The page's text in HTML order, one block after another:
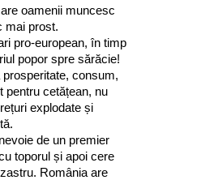
oamenii muncesc
mai prost.
pro-european, în timp
popor spre sărăcie!
consum,
pentru cetățean, nu
explodate și
de un premier
toporul și apoi cere
România are